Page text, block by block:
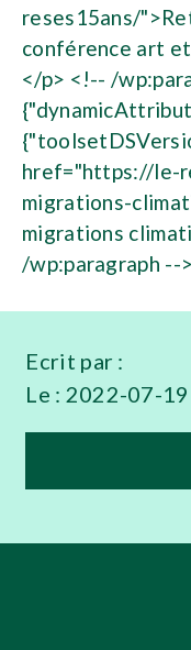
reses15ans/
conférence art et
</p> <!-- /
href="https://le-
migrations-
migrations
/wp:paragraph -->
Ecrit par :
Le : 2022-07-19